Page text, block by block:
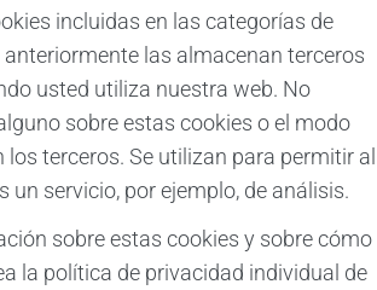
incluidas en las categorías de
las almacenan terceros
usted utiliza nuestra web. No
sobre estas cookies o el modo
los terceros. Se utilizan para permitir al
un servicio, por ejemplo, de análisis.
sobre estas cookies y sobre cómo
la política de privacidad individual de